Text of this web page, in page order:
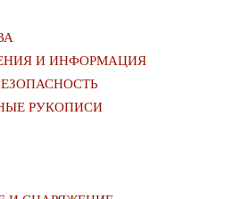
И ИНФОРМАЦИЯ
РУКОПИСИ